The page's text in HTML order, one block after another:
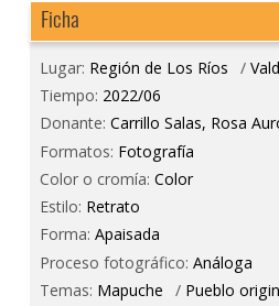
Ficha
Lugar: Región de Los Ríos /
Tiempo: 2022/06
Donante: Carrillo Salas, Rosa
Formatos: Fotografía
Color o cromía: Color
Estilo: Retrato
Forma: Apaisada
Proceso fotográfico: Análoga
Temas: Mapuche / Pueblo